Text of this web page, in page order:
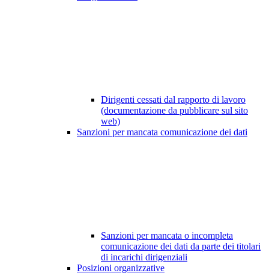
Dirigenti cessati dal rapporto di lavoro
(documentazione da pubblicare sul sito
web)
Sanzioni per mancata comunicazione dei dati
Sanzioni per mancata o incompleta
comunicazione dei dati da parte dei titolari
di incarichi dirigenziali
Posizioni organizzative